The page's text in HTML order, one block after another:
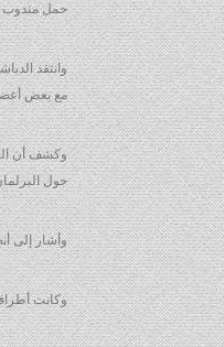
حمل مندوب
وانتقد
مع بعض
وكشف أن
حول
وأشار إلى
وكانت